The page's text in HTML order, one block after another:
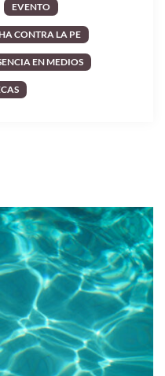
EVENTO
CONTRA LA PE
EN MEDIOS